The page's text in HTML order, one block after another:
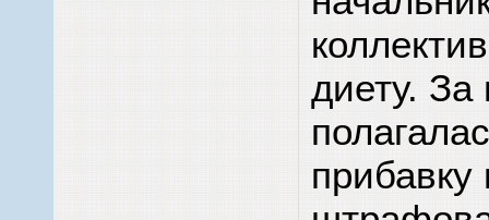
диету. За
прибавку